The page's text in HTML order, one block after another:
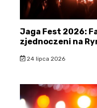
Jaga Fest 2026:
zjednoczeni na
24 lipca 2026